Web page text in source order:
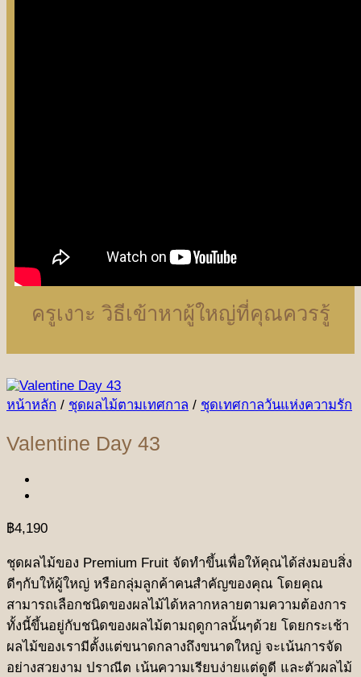
ครูเงาะ วิธีเข้าหาผู้ใหญ่ที่คุณควรรู้
หน้าหลัก / ชุดผลไม้ตามเทศกาล / ชุดเทศกาลวันแห่งความรัก
Valentine Day 43
฿4,190
ชุดผลไม้ของ Premium Fruit จัดทำขึ้นเพื่อให้คุณได้ส่งมอบสิ่ง
ดีๆกับให้ผู้ใหญ่ หรือกลุ่มลูกค้าคนสำคัญของคุณ โดยคุณ
สามารถเลือกชนิดของผลไม้ได้หลากหลายตามความต้องการ
ทั้งนี้ขึ้นอยู่กับชนิดของผลไม้ตามฤดูกาลนั้นๆด้วย โดยกระเช้า
ผลไม้ของเรามีตั้งแต่ขนาดกลางถึงขนาดใหญ่ จะเน้นการจัด
อย่างสวยงาม ปราณีต เน้นความเรียบง่ายแต่ดูดี และตัวผลไม้